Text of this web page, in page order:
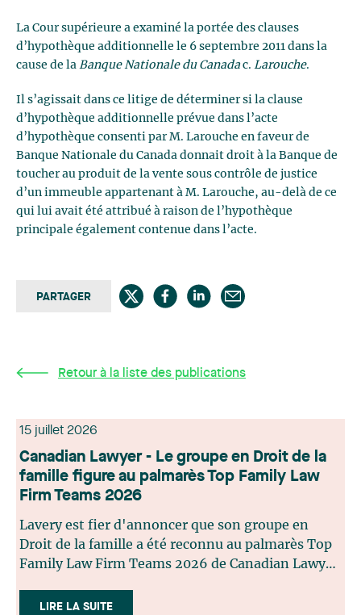
La Cour supérieure a examiné la portée des clauses
d’hypothèque additionnelle le 6 septembre 2011 dans la
cause de la Banque Nationale du Canadac. Larouche.
Il s’agissait dans ce litige de déterminer si la clause
d’hypothèque additionnelle prévue dans l’acte
d’hypothèque consenti par M. Larouche en faveur de
Banque Nationale du Canada donnait droit à la Banque de
toucher au produit de la vente sous contrôle de justice
d’un immeuble appartenant à M. Larouche, au-delà de ce
qui lui avait été attribué à raison de l’hypothèque
principale également contenue dans l’acte.
PARTAGER
Retour à la liste des publications
15 juillet 2026
Canadian Lawyer - Le groupe en Droit de la
famille figure au palmarès Top Family Law
Firm Teams 2026
Lavery est fier d'annoncer que son groupe en
Droit de la famille a été reconnu au palmarès Top
Family Law Firm Teams 2026 de Canadian Lawyer.
sélection rigoureux, fondé sur des nominations
LIRE LA SUITE